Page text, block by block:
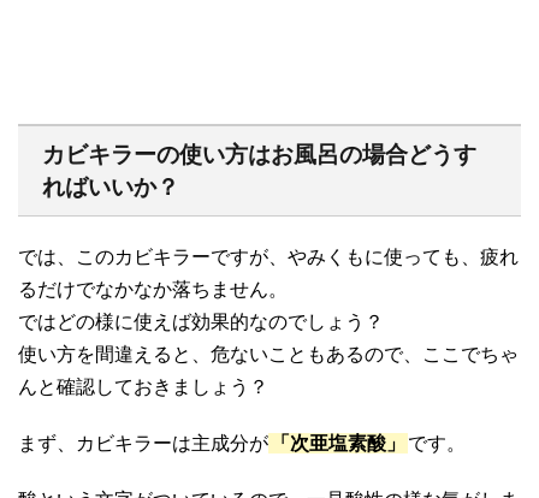
カビキラーの使い方はお風呂の場合どうす
ればいいか？
では、このカビキラーですが、やみくもに使っても、疲れ
るだけでなかなか落ちません。
ではどの様に使えば効果的なのでしょう？
使い方を間違えると、危ないこともあるので、ここでちゃ
んと確認しておきましょう？
まず、カビキラーは主成分が 「次亜塩素酸」 です。